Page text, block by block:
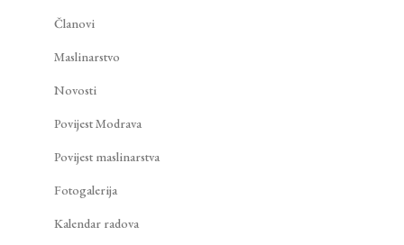
Članovi
Maslinarstvo
Novosti
Povijest Modrava
Povijest maslinarstva
Fotogalerija
Kalendar radova